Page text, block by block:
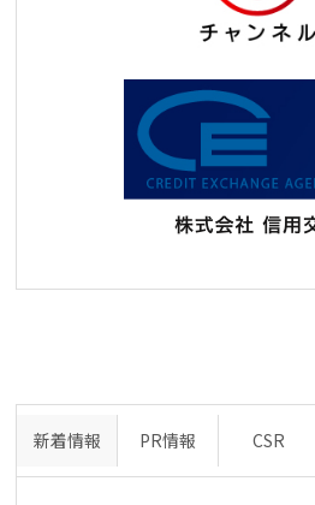
新着情報 PR情報 CSR